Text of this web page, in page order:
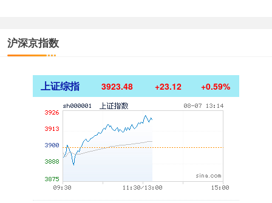
沪深京指数
上证综指 3923.48 +23.12 +0.59%